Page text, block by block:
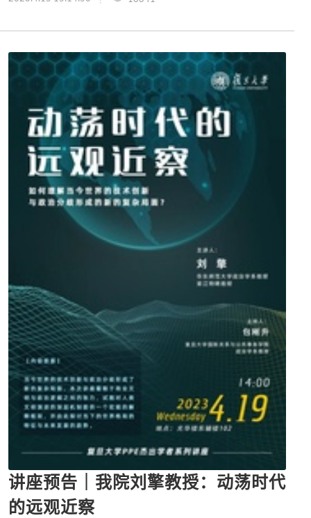
讲座预告｜我院刘擎教授：动荡时代
的远观近察